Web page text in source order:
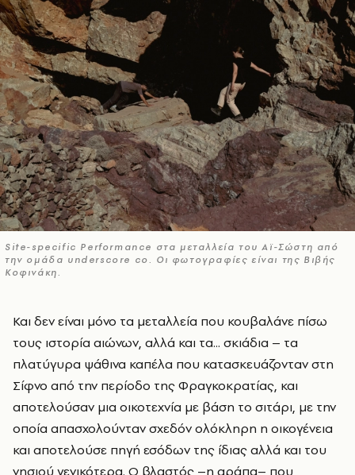
Site-specific Performance στα μεταλλεία του Αϊ-Σώστη από
την ομάδα underscore co. Oι φωτογραφίες είναι της Βιβής
Κοφινάκη.
Και δεν είναι μόνο τα μεταλλεία που κουβαλάνε πίσω
τους ιστορία αιώνων, αλλά και τα... σκιάδια – τα
πλατύγυρα ψάθινα καπέλα που κατασκευάζονταν στη
Σίφνο από την περίοδο της Φραγκοκρατίας, και
αποτελούσαν μια οικοτεχνία με βάση το σιτάρι, με την
οποία απασχολούνταν σχεδόν ολόκληρη η οικογένεια
και αποτελούσε πηγή εσόδων της ίδιας αλλά και του
νησιού γενικότερα. Ο βλαστός –η αράπα– που